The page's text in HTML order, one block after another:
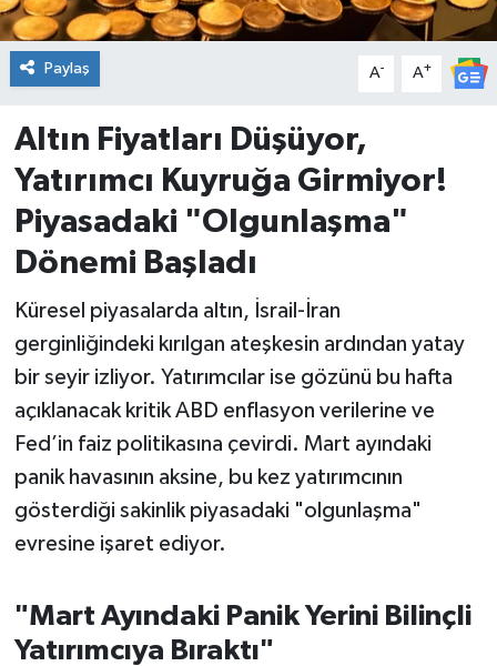
Paylaş A- A+
Altın Fiyatları Düşüyor,
Yatırımcı Kuyruğa Girmiyor!
Piyasadaki "Olgunlaşma"
Dönemi Başladı
Küresel piyasalarda altın, İsrail-İran
gerginliğindeki kırılgan ateşkesin ardından yatay
bir seyir izliyor. Yatırımcılar ise gözünü bu hafta
açıklanacak kritik ABD enflasyon verilerine ve
Fed’in faiz politikasına çevirdi. Mart ayındaki
panik havasının aksine, bu kez yatırımcının
gösterdiği sakinlik piyasadaki "olgunlaşma"
evresine işaret ediyor.
"Mart Ayındaki Panik Yerini Bilinçli
Yatırımcıya Bıraktı"
Erdek
Gömeç
Gönen
Havran
İvrindi
KENT GÜNDEMİ
Kepsut
KÜLTÜR-SANAT
MAGAZİN
MANŞET
OLAY